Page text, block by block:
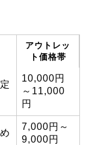
アウトレッ
ト価格帯
10,000円
～11,000
円
7,000円～
9,000円